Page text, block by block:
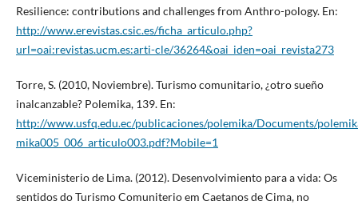
Resilience: contributions and challenges from Anthro-pology. En:
http://www.erevistas.csic.es/ficha_articulo.php?
url=oai:revistas.ucm.es:arti-cle/36264&oai_iden=oai_revista273
Torre, S. (2010, Noviembre). Turismo comunitario, ¿otro sueño
inalcanzable? Polemika, 139. En:
http://www.usfq.edu.ec/publicaciones/polemika/Documents/
mika005_006_articulo003.pdf?Mobile=1
Viceministerio de Lima. (2012). Desenvolvimiento para a vida: Os
sentidos do Turismo Comuniterio em Caetanos de Cima, no